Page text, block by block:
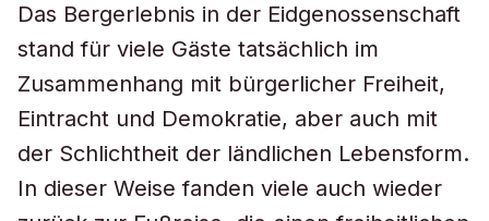
Das Bergerlebnis in der Eidgenossenschaft
stand für viele Gäste tatsächlich im
Zusammenhang mit bürgerlicher Freiheit,
Eintracht und Demokratie, aber auch mit
der Schlichtheit der ländlichen Lebensform.
In dieser Weise fanden viele auch wieder